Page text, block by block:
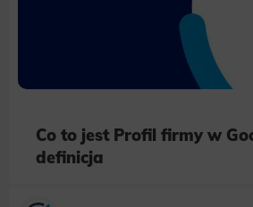
Co to jest Profil firmy w
definicja